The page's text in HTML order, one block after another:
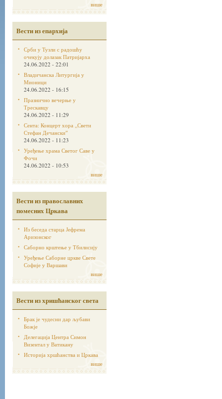
више
Вести из епархија
Срби у Тузли с радошћу
очекују долазак Патријарха
24.06.2022 - 22:01
Владичанска Литургија у
Мионици
24.06.2022 - 16:15
Празнично вечерње у
Трескавцу
24.06.2022 - 11:29
Сента: Концерт хора „Свети
Стефан Дечанскиˮ
24.06.2022 - 11:23
Уређење храма Светог Саве у
Фочи
24.06.2022 - 10:53
више
Вести из православних
помесних Цркава
Из беседа старца Јефрема
Аризонског
Саборно крштење у Тбилисију
Уређење Саборне цркве Свете
Софије у Варшави
више
Вести из хришћанског света
Брак је чудесни дар љубави
Божје
Делегација Центра Симон
Визентал у Ватикану
Историја хршћанства и Цркава
више